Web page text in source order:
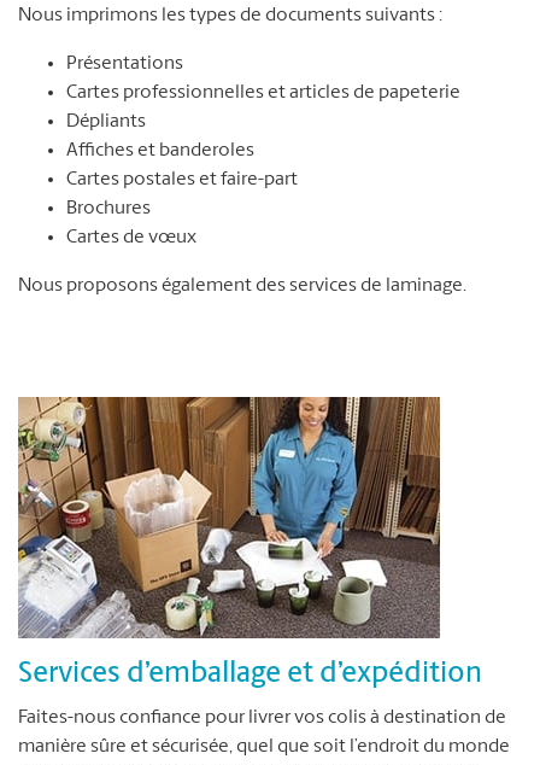
Nous imprimons les types de documents suivants :
Présentations
Cartes professionnelles et articles de papeterie
Dépliants
Affiches et banderoles
Cartes postales et faire-part
Brochures
Cartes de vœux
Nous proposons également des services de laminage.
Services d’emballage et d’expédition
Faites-nous confiance pour livrer vos colis à destination de
manière sûre et sécurisée, quel que soit l’endroit du monde